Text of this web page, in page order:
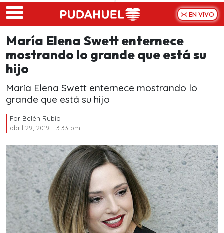
Skip to main content
EN VIVO
María Elena Swett enternece
mostrando lo grande que está su
hijo
María Elena Swett enternece mostrando lo
grande que está su hijo
Por Belén Rubio
abril 29, 2019 - 3:33 pm